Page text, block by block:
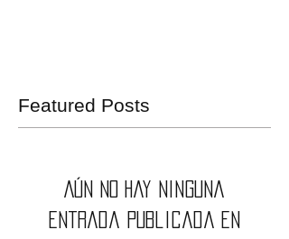
Featured Posts
Aún no hay ninguna
entrada publicada en